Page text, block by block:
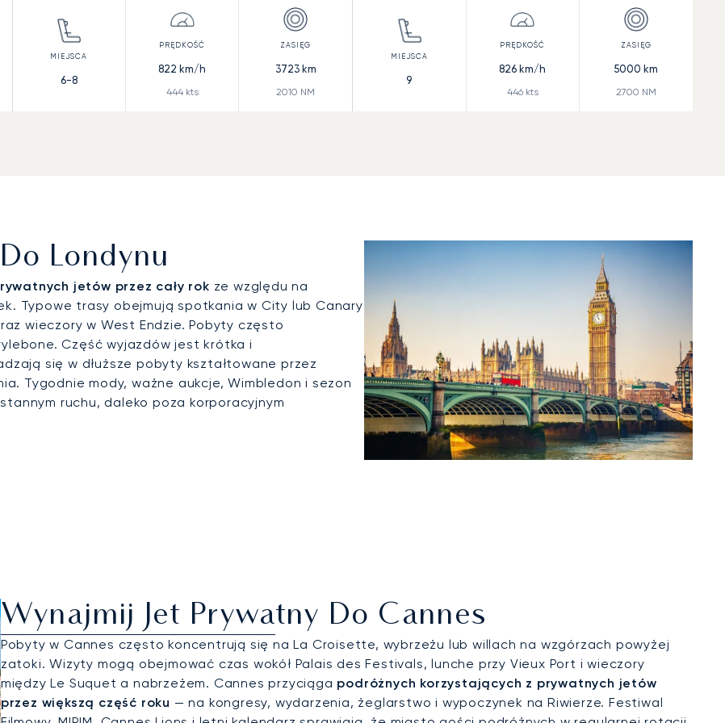
6-8
822 km/h
444kts
3723km
2010 NM
9
826 km/h
446kts
5000 km
2700 NM
Londynu
jetów przez cały rok ze względu na
Typowe trasy obejmują spotkania w City lub Canary
wieczory w West Endzie. Pobyty często
Część wyjazdów jest krótka i
się w dłuższe pobyty kształtowane przez
Tygodnie mody, ważne aukcje, Wimbledon i sezon
ruchu, daleko poza korporacyjnym
Wynajmij Jet Prywatny Do Cannes
Pobyty w Cannes często koncentrują się na La Croisette, wybrzeżu lub willach na wzgórzach powyżej
zatoki. Wizyty mogą obejmować czas wokół Palais des Festivals, lunche przy Vieux Port i wieczory
między Le Suquet a nabrzeżem. Cannes przyciąga podróżnych korzystających z prywatnych jetów
przez większą część roku — na kongresy, wydarzenia, żeglarstwo i wypoczynek na Riwierze. Festiwal